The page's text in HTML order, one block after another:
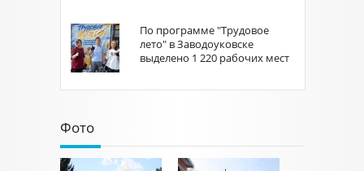
По программе "Трудовое
лето" в Заводоуковске
выделено 1 220 рабочих мест
Фото